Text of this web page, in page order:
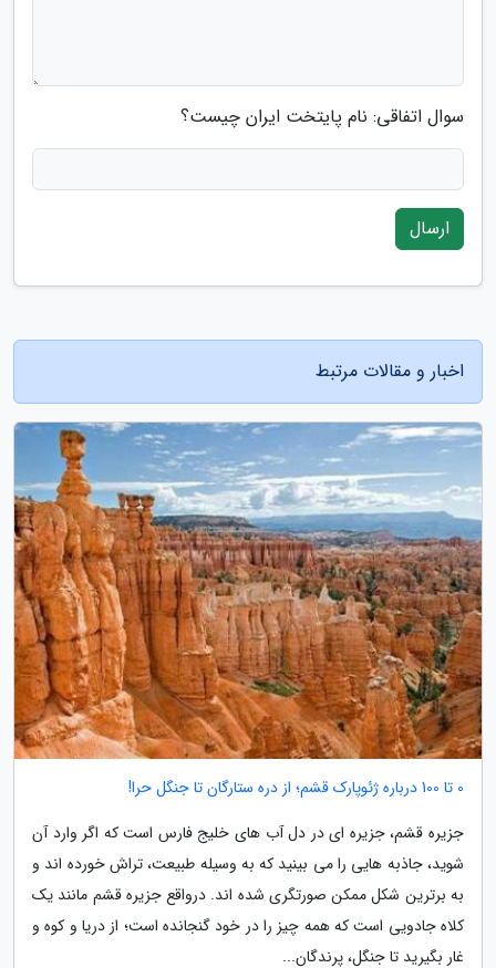
سوال اتفاقی: نام پایتخت ایران چیست؟
ارسال
اخبار و مقالات مرتبط
0 تا 100 درباره ژئوپارک قشم؛ از دره ستارگان تا جنگل حرا!
جزیره قشم، جزیره ای در دل آب های خلیج فارس است که اگر وارد آن
شوید، جاذبه هایی را می بینید که به وسیله طبیعت، تراش خورده اند و
به برترین شکل ممکن صورتگری شده اند. درواقع جزیره قشم مانند یک
کلاه جادویی است که همه چیز را در خود گنجانده است؛ از دریا و کوه و
غار بگیرید تا جنگل، پرندگان...